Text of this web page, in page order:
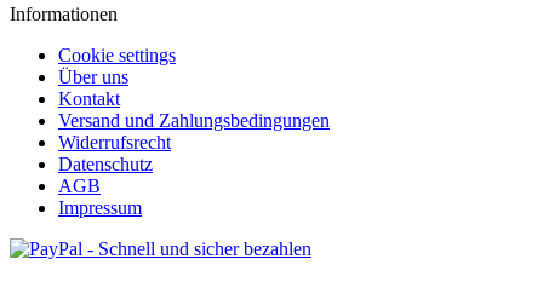
Informationen
Cookie settings
Über uns
Kontakt
Versand und Zahlungsbedingungen
Widerrufsrecht
Datenschutz
AGB
Impressum